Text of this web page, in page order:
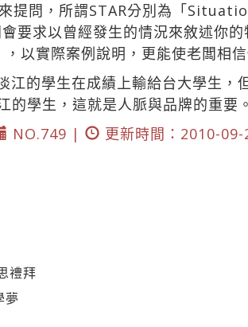
提問，所謂STAR分別為「
要求以曾經發生的情況來敘述你
以實際案例說明，更能使老闆相
的學生在成績上輸給台大學生，
的學生，這就是人脈與品牌的重要
NO.749 |
更新時間：2010-
禮拜
夢